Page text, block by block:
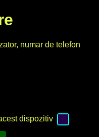
numar de telefon
dispozitiv